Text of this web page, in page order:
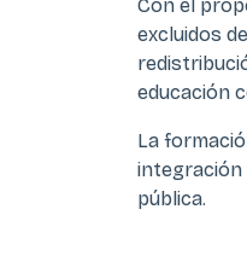
Con el
excluidos
educación
La
integración
pública.